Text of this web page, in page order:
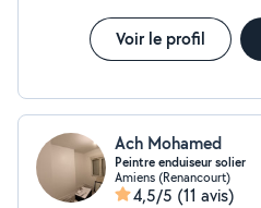
Voir le profil
Ach Mohamed
Peintre enduiseur solier
Amiens (Renancourt)
4,5/5 (11 avis)